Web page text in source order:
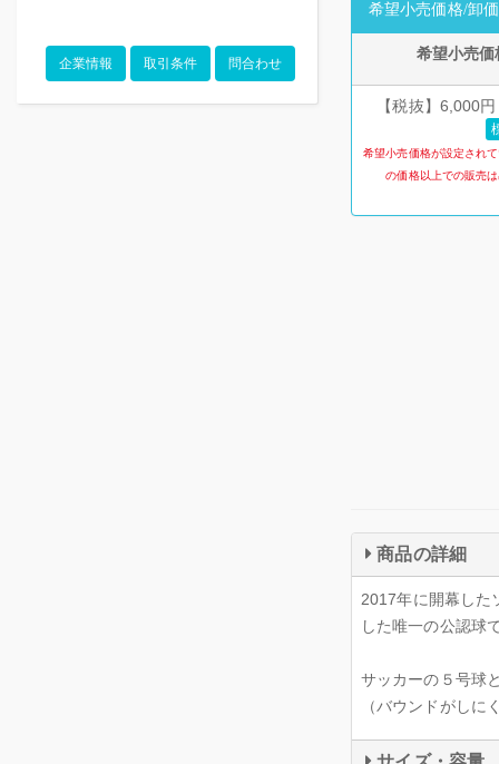
企業情報 取引条件 問合わせ
希望小売価格/卸
希望小売価
【税抜】6,000
希望小売価格が設定され
の価格以上での販売
商品の詳細
2017年に開幕した
した唯一の公認球
サッカーの５号球
（バウンドがしに